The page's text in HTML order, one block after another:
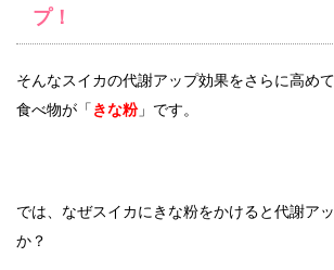
プ！
そんなスイカの代謝アップ効果をさらに高め
食べ物が「 きな粉」です。
では、なぜスイカにきな粉をかけると代謝ア
か？